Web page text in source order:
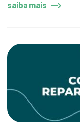
saiba mais